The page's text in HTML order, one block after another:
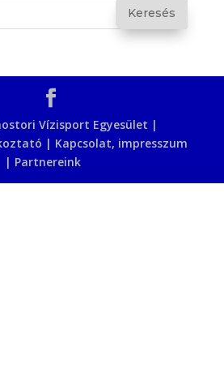
Vízisport Egyesület |
| Kapcsolat, impresszum
| Partnereink